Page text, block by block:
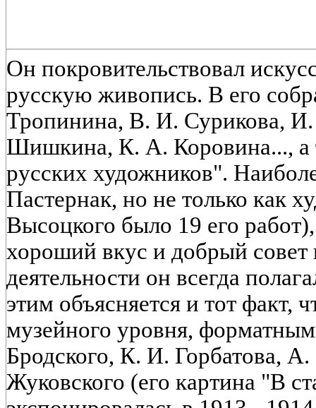
Он покровительствовал
русскую живопись. В его
Тропинина, В. И. Сурикова,
Шишкина, К. А. Коровина..., а
русских художников".
Пастернак, но не только как
Высоцкого было 19 его
хороший вкус и добрый совет
деятельности он всегда
этим объясняется и тот факт,
музейного уровня,
Бродского, К. И. Горбатова,
Жуковского (его картина "В